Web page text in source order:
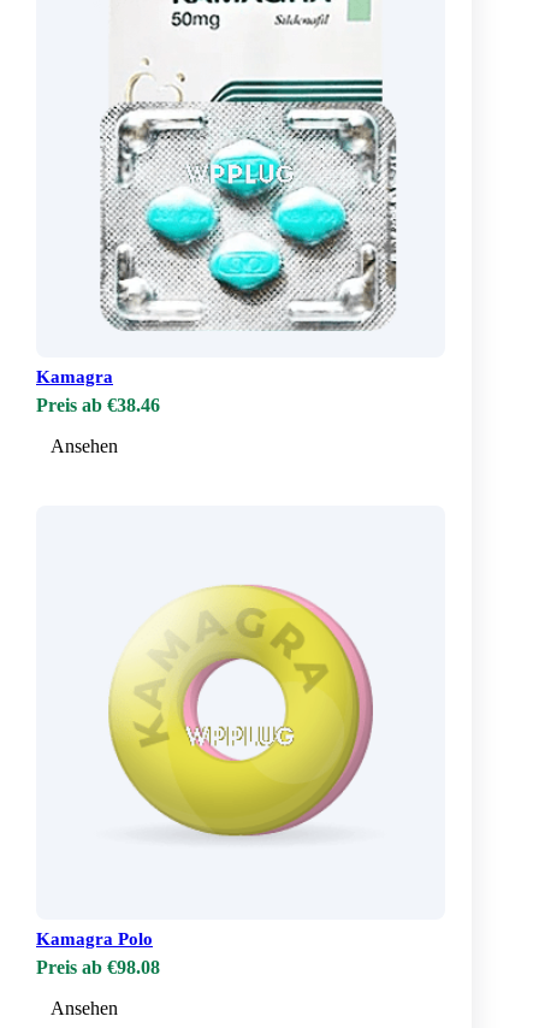
Kamagra
Preis ab €38.46
Ansehen
Kamagra Polo
Preis ab €98.08
Ansehen